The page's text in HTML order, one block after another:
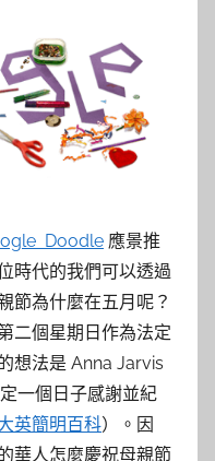
Doodle 應景推
時代的我們可以透過
節為什麼在五月呢？
二個星期日作為法定
想法是 Anna Jarvis
一個日子感謝並紀
英簡明百科）。因
華人怎麼慶祝母親節